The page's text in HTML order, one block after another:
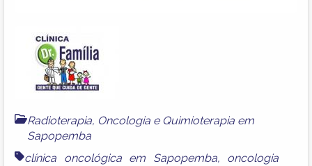
Radioterapia, Oncologia e Quimioterapia em
Sapopemba
clínica oncológica em Sapopemba, oncologia